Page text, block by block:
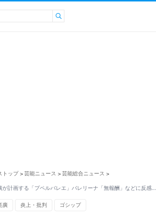
トップ > 芸能ニュース > 芸能総合ニュース >
が計画する「プペルバレエ」バレリーナ「無報酬」などに反感…
廣 炎上・批判 ゴシップ